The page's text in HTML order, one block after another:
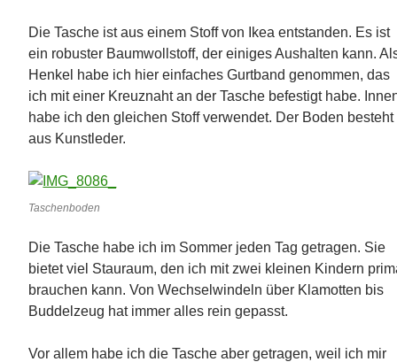
Die Tasche ist aus einem Stoff von Ikea entstanden. Es ist
ein robuster Baumwollstoff, der einiges Aushalten kann.
Henkel habe ich hier einfaches Gurtband genommen, das
ich mit einer Kreuznaht an der Tasche befestigt habe.
habe ich den gleichen Stoff verwendet. Der Boden besteht
aus Kunstleder.
Taschenboden
Die Tasche habe ich im Sommer jeden Tag getragen. Sie
bietet viel Stauraum, den ich mit zwei kleinen Kindern
brauchen kann. Von Wechselwindeln über Klamotten bis
Buddelzeug hat immer alles rein gepasst.
Vor allem habe ich die Tasche aber getragen, weil ich mir